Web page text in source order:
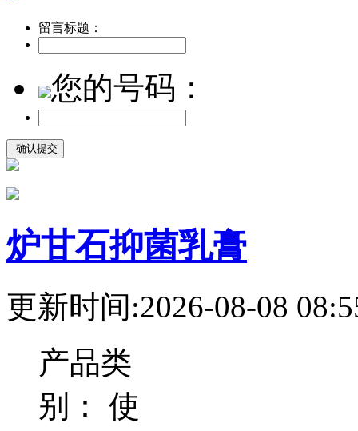
留言标题：
您的号码：
炉甘石抑菌乳膏
更新时间:2026-08-08
产品类
别： 使